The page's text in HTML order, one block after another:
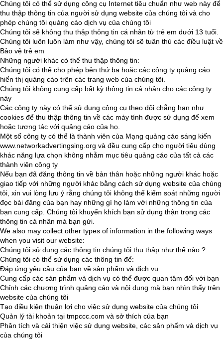
Chúng tôi có thể sử dụng công cụ Internet tiêu chuẩn như web này để
thu thập thông tin của người sử dụng website của chúng tôi và cho
phép chúng tôi quảng cáo dịch vụ của chúng tôi
Chúng tôi sẽ không thu thập thông tin cá nhân từ trẻ em dưới 13 tuổi.
Chúng tôi luôn luôn làm như vậy, chúng tôi sẽ tuân thủ các điều luật về
Bảo vệ trẻ em
Những người khác có thể thu thập thông tin:
Chúng tôi có thể cho phép bên thứ ba hoặc các công ty quảng cáo
hiển thị quảng cáo trên các trang web của chúng tôi.
Chúng tôi không cung cấp bất kỳ thông tin cá nhân cho các công ty
này
Các công ty này có thể sử dụng công cụ theo dõi chẳng hạn như
cookies để thu thập thông tin về các máy tính được sử dụng để xem
hoặc tương tác với quảng cáo của họ.
Một số công ty có thể là thành viên của Mạng quảng cáo sáng kiến
www.networkadvertingsing.org và đều cung cấp cho người tiêu dùng
khác năng lựa chọn không nhằm mục tiêu quảng cáo của tất cả các
thành viên công ty
Nếu bạn đã đăng thông tin về bản thân hoặc những người khác hoặc
giao tiếp với những người khác bằng cách sử dụng website của chúng
tôi, xin vui lòng lưu ý rằng chúng tôi không thể kiểm soát những người
đọc bài đăng của bạn hay những gì họ làm với những thông tin của
bạn cung cấp. Chúng tôi khuyến khích bạn sử dụng thận trọng các
thông tin cá nhân mà bạn gửi.
We also may collect other types of information in the following ways
when you visit our website:
Chúng tôi sử dụng các thông tin chúng tôi thu thập như thế nào ?:
Chúng tôi có thể sử dụng các thông tin để:
Đáp ứng yêu cầu của bạn về sản phẩm và dịch vụ
Cung cấp các sản phẩm và dịch vụ có thể được quan tâm đối với bạn
Chỉnh các chương trình quảng cáo và nội dung mà bạn nhìn thấy trên
website của chúng tôi
Tạo điều kiện thuận lợi cho việc sử dụng website của chúng tôi
Quản lý tài khoản tại tmpccc.com và sở thích của bạn
Phân tích và cải thiện việc sử dụng website, các sản phẩm và dịch vụ
của chúng tôi